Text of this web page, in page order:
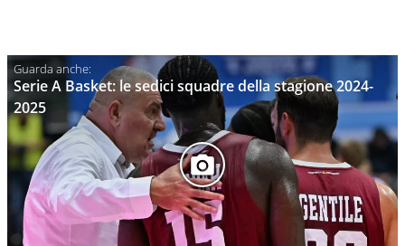
Serie A Basket: le sedici squadre della stagione 2024-
2025